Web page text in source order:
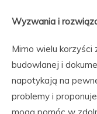
Wyzwania i
Mimo wielu korzyści
budowlanej i
napotykają na
problemy i